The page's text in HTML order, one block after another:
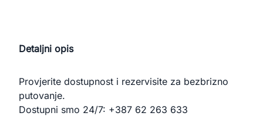
Detaljni opis
Provjerite dostupnost i rezervisite za bezbrizno
putovanje.
Dostupni smo 24/7: +387 62 263 633